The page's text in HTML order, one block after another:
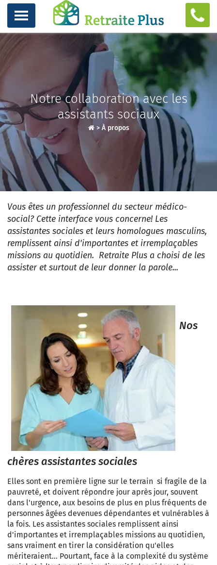
Notre collaboration avec les
assistants sociaux
> À propos
Vous êtes un professionnel du secteur médico-
social? Cette interface vous concerne! Les
assistantes sociales et leurs homologues masculins,
remplissent ainsi d'importantes et irremplaçables
missions au quotidien. Retraite Plus a choisi de les
assister et surtout de leur donner la parole...
Nos
chères assistantes sociales
Elles sont en première ligne sur le terrain si fragile de la
pauvreté, et doivent répondre jour après jour, souvent
dans l'urgence, aux besoins de plus en plus fréquents de
personnes âgées devenues dépendantes et vulnérables à
la fois. Les assistantes sociales remplissent ainsi
d'importantes et irremplaçables missions au quotidien,
sans vraiment en tirer la considération qu'elles
mériteraient... Pourtant, face à la complexité du système